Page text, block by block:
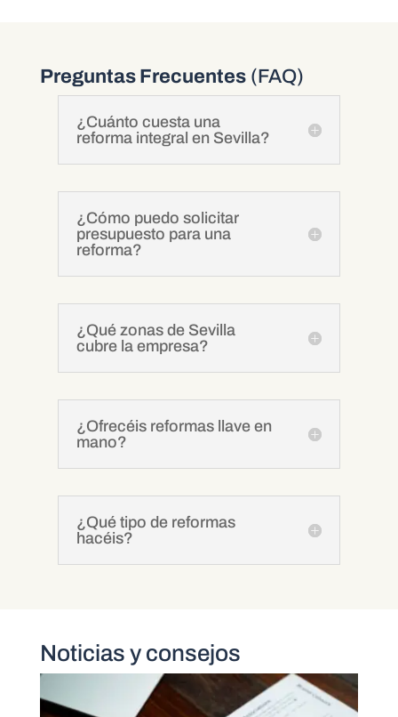
Preguntas Frecuentes(FAQ)
¿Cuánto cuesta una
reforma integral en Sevilla?
¿Cómo puedo solicitar
presupuesto para una
reforma?
¿Qué zonas de Sevilla
cubre la empresa?
¿Ofrecéis reformas llave en
mano?
¿Qué tipo de reformas
hacéis?
Noticias y consejos